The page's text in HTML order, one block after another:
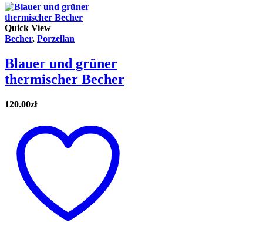
Quick View
Becher, Porzellan
Blauer und grüner
thermischer Becher
120.00zł